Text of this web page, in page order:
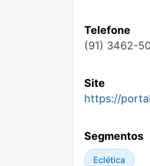
Telefone
(91) 3462-
Site
https://
Segmentos
Eclética